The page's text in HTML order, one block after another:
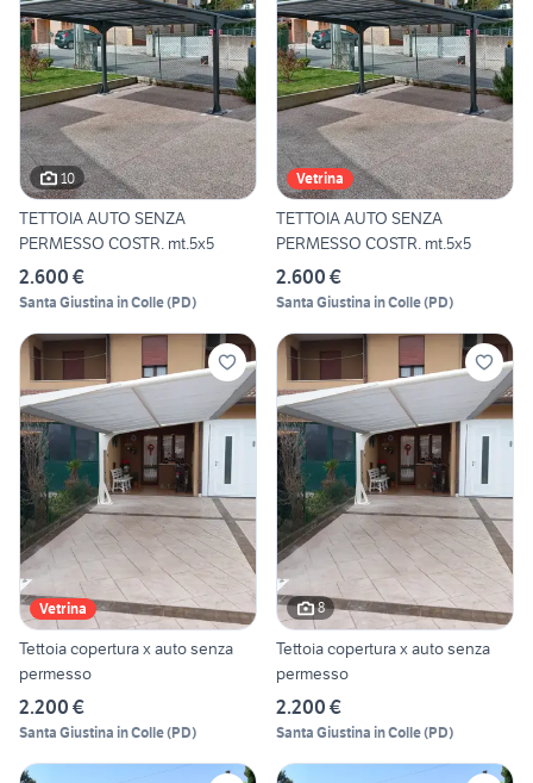
10
TETTOIA AUTO SENZA
PERMESSO COSTR. mt.5x5
2.600 €
Santa Giustina in Colle(PD)
Vetrina
TETTOIA AUTO SENZA
PERMESSO COSTR. mt.5x5
2.600 €
Santa Giustina in Colle(PD)
Vetrina
Tettoia copertura x auto senza
permesso
2.200 €
Santa Giustina in Colle(PD)
8
Tettoia copertura x auto senza
permesso
2.200 €
Santa Giustina in Colle(PD)